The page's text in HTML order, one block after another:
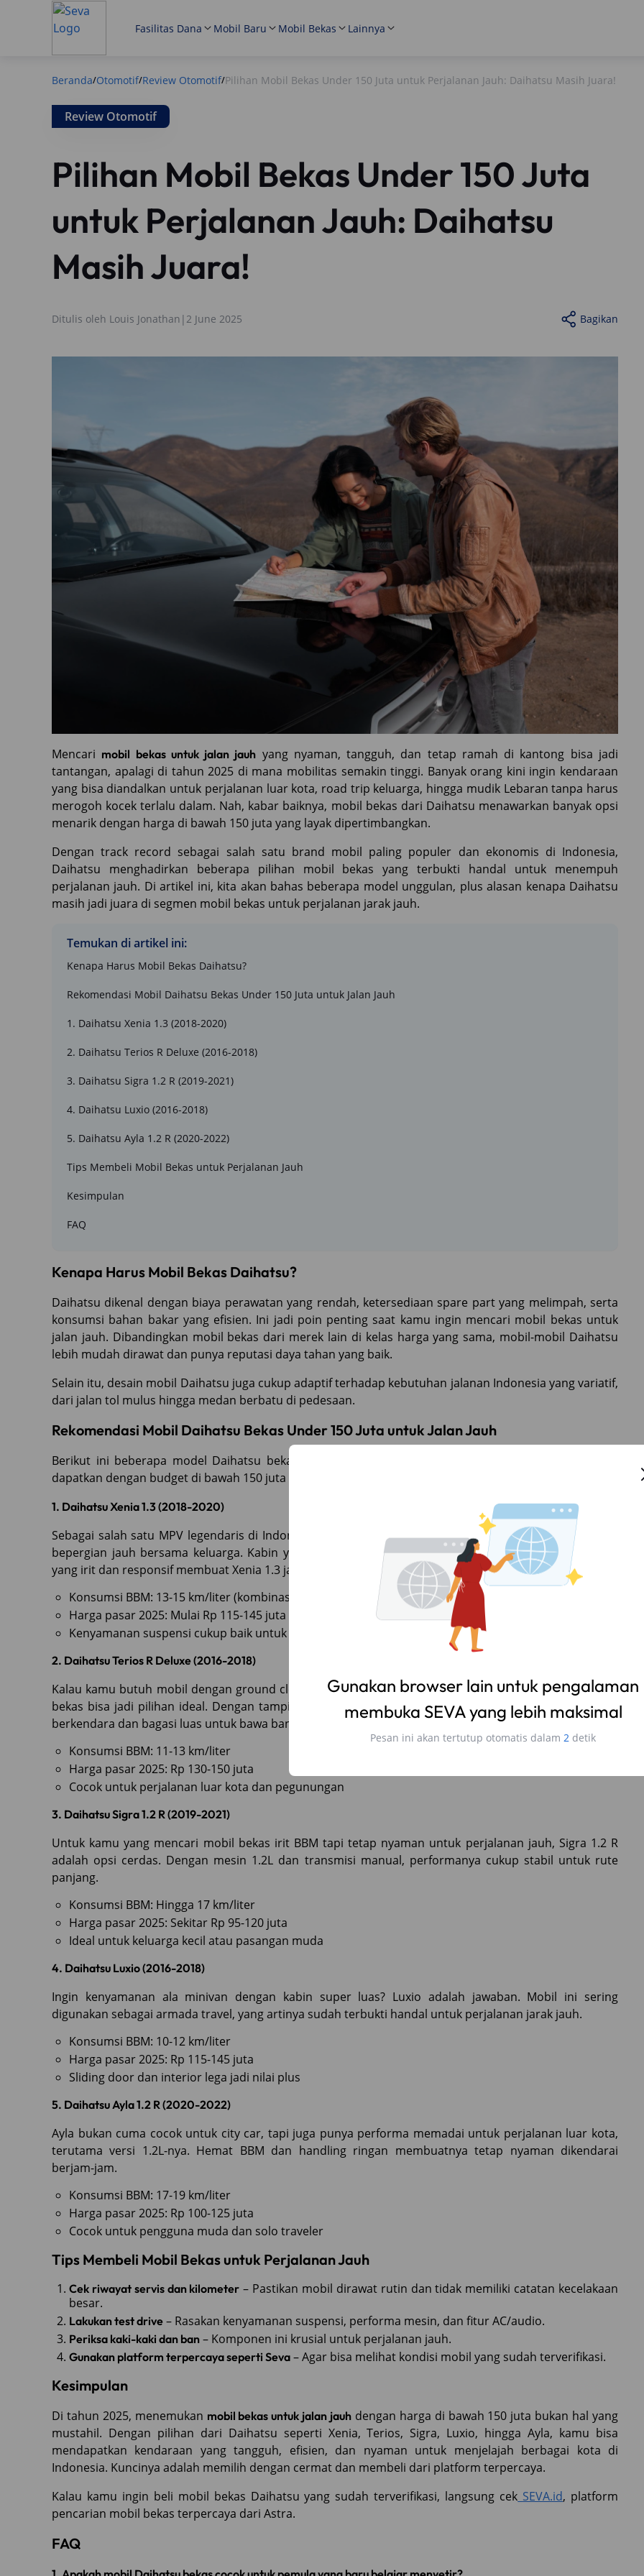
Fasilitas Dana Mobil Baru Mobil Bekas Lainnya
Beranda/Otomotif/Review Otomotif/Pilihan Mobil Bekas Under 150 Juta untuk Perjalanan Jauh: Daihatsu Masih Juara!
Review Otomotif
Pilihan Mobil Bekas Under 150 Juta
untuk Perjalanan Jauh: Daihatsu
Masih Juara!
Ditulis oleh Louis Jonathan | 2 June 2025 Bagikan
Mencari mobil bekas untuk jalan jauh yang nyaman, tangguh, dan tetap ramah di kantong bisa jadi
tantangan, apalagi di tahun 2025 di mana mobilitas semakin tinggi. Banyak orang kini ingin kendaraan
yang bisa diandalkan untuk perjalanan luar kota, road trip keluarga, hingga mudik Lebaran tanpa harus
merogoh kocek terlalu dalam. Nah, kabar baiknya, mobil bekas dari Daihatsu menawarkan banyak opsi
menarik dengan harga di bawah 150 juta yang layak dipertimbangkan.
Dengan track record sebagai salah satu brand mobil paling populer dan ekonomis di Indonesia,
Daihatsu menghadirkan beberapa pilihan mobil bekas yang terbukti handal untuk menempuh
perjalanan jauh. Di artikel ini, kita akan bahas beberapa model unggulan, plus alasan kenapa Daihatsu
masih jadi juara di segmen mobil bekas untuk perjalanan jarak jauh.
Temukan di artikel ini:
Kenapa Harus Mobil Bekas Daihatsu?
Rekomendasi Mobil Daihatsu Bekas Under 150 Juta untuk Jalan Jauh
1. Daihatsu Xenia 1.3 (2018-2020)
2. Daihatsu Terios R Deluxe (2016-2018)
3. Daihatsu Sigra 1.2 R (2019-2021)
4. Daihatsu Luxio (2016-2018)
5. Daihatsu Ayla 1.2 R (2020-2022)
Tips Membeli Mobil Bekas untuk Perjalanan Jauh
Kesimpulan
FAQ
Kenapa Harus Mobil Bekas Daihatsu?
Daihatsu dikenal dengan biaya perawatan yang rendah, ketersediaan spare part yang melimpah, serta
konsumsi bahan bakar yang efisien. Ini jadi poin penting saat kamu ingin mencari mobil bekas untuk
jalan jauh. Dibandingkan mobil bekas dari merek lain di kelas harga yang sama, mobil-mobil Daihatsu
lebih mudah dirawat dan punya reputasi daya tahan yang baik.
Selain itu, desain mobil Daihatsu juga cukup adaptif terhadap kebutuhan jalanan Indonesia yang variatif,
dari jalan tol mulus hingga medan berbatu di pedesaan.
Rekomendasi Mobil Daihatsu Bekas Under 150 Juta untuk Jalan Jauh
Berikut ini beberapa model Daihatsu bekas yang cocok untuk perjalanan jarak jauh dan bisa kamu
dapatkan dengan budget di bawah 150 juta pada tahun 2025:
1. Daihatsu Xenia 1.3 (2018-2020)
Sebagai salah satu MPV legendaris di Indonesia, Xenia punya banyak kelebihan untuk kamu yang suka
bepergian jauh bersama keluarga. Kabin yang lega, kapasitas hingga 7 penumpang, serta mesin 1.3L
yang irit dan responsif membuat Xenia 1.3 jadi pilihan aman.
Konsumsi BBM: 13-15 km/liter (kombinasi)
Harga pasar 2025: Mulai Rp 115-145 juta
Kenyamanan suspensi cukup baik untuk perjalanan panjang
2. Daihatsu Terios R Deluxe (2016-2018)
Kalau kamu butuh mobil dengan ground clearance tinggi untuk jalanan yang tidak selalu mulus, Terios
bekas bisa jadi pilihan ideal. Dengan tampilan SUV yang gagah, Terios juga menawarkan kenyamanan
berkendara dan bagasi luas untuk bawa banyak barang.
Konsumsi BBM: 11-13 km/liter
Harga pasar 2025: Rp 130-150 juta
Cocok untuk perjalanan luar kota dan pegunungan
3. Daihatsu Sigra 1.2 R (2019-2021)
Untuk kamu yang mencari mobil bekas irit BBM tapi tetap nyaman untuk perjalanan jauh, Sigra 1.2 R
adalah opsi cerdas. Dengan mesin 1.2L dan transmisi manual, performanya cukup stabil untuk rute
panjang.
Konsumsi BBM: Hingga 17 km/liter
Harga pasar 2025: Sekitar Rp 95-120 juta
Ideal untuk keluarga kecil atau pasangan muda
4. Daihatsu Luxio (2016-2018)
Ingin kenyamanan ala minivan dengan kabin super luas? Luxio adalah jawaban. Mobil ini sering
digunakan sebagai armada travel, yang artinya sudah terbukti handal untuk perjalanan jarak jauh.
Konsumsi BBM: 10-12 km/liter
Harga pasar 2025: Rp 115-145 juta
Sliding door dan interior lega jadi nilai plus
5. Daihatsu Ayla 1.2 R (2020-2022)
Ayla bukan cuma cocok untuk city car, tapi juga punya performa memadai untuk perjalanan luar kota,
terutama versi 1.2L-nya. Hemat BBM dan handling ringan membuatnya tetap nyaman dikendarai
berjam-jam.
Konsumsi BBM: 17-19 km/liter
Harga pasar 2025: Rp 100-125 juta
Cocok untuk pengguna muda dan solo traveler
Tips Membeli Mobil Bekas untuk Perjalanan Jauh
Cek riwayat servis dan kilometer – Pastikan mobil dirawat rutin dan tidak memiliki catatan kecelakaan
besar.
Lakukan test drive – Rasakan kenyamanan suspensi, performa mesin, dan fitur AC/audio.
Periksa kaki-kaki dan ban – Komponen ini krusial untuk perjalanan jauh.
Gunakan platform terpercaya seperti Seva – Agar bisa melihat kondisi mobil yang sudah terverifikasi.
Kesimpulan
Di tahun 2025, menemukan mobil bekas untuk jalan jauh dengan harga di bawah 150 juta bukan hal yang
mustahil. Dengan pilihan dari Daihatsu seperti Xenia, Terios, Sigra, Luxio, hingga Ayla, kamu bisa
mendapatkan kendaraan yang tangguh, efisien, dan nyaman untuk menjelajah berbagai kota di
Indonesia. Kuncinya adalah memilih dengan cermat dan membeli dari platform terpercaya.
Kalau kamu ingin beli mobil bekas Daihatsu yang sudah terverifikasi, langsung cek SEVA.id, platform
pencarian mobil bekas terpercaya dari Astra.
FAQ